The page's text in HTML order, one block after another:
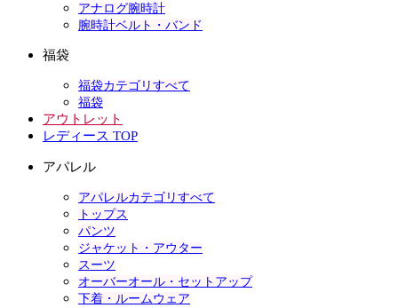
アナログ腕時計
腕時計ベルト・バンド
福袋
福袋カテゴリすべて
福袋
アウトレット
レディース TOP
アパレル
アパレルカテゴリすべて
トップス
パンツ
ジャケット・アウター
スーツ
オーバーオール・セットアップ
下着・ルームウェア